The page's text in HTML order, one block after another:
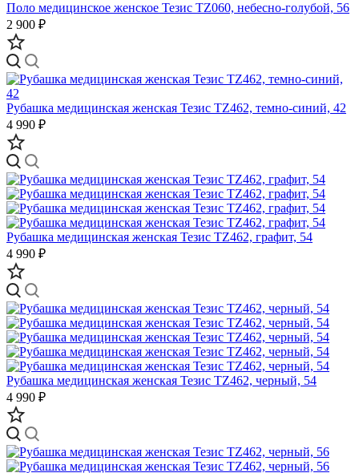
Поло медицинское женское Тезис TZ060, небесно-голубой, 56
2 900 ₽
Рубашка медицинская женская Тезис TZ462, темно-синий, 42
4 990 ₽
Рубашка медицинская женская Тезис TZ462, графит, 54
4 990 ₽
Рубашка медицинская женская Тезис TZ462, черный, 54
4 990 ₽